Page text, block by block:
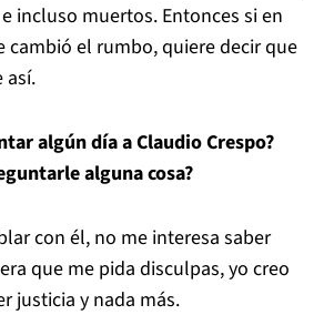
incluso muertos. Entonces si en
cambió el rumbo, quiere decir que
así.
algún día a Claudio Crespo?
alguna cosa?
con él, no me interesa saber
que me pida disculpas, yo creo
justicia y nada más.